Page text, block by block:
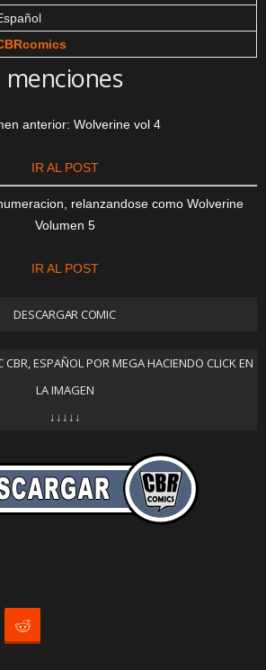
menciones
anterior: Wolverine vol 4
IR AL POST
relanzandose como Wolverine
Volumen 5
IR AL POST
DESCARGAR COMIC
CBR, ESPAÑOL POR MEGA HACIENDO CLICK EN
LA IMAGEN
↓↓↓↓↓